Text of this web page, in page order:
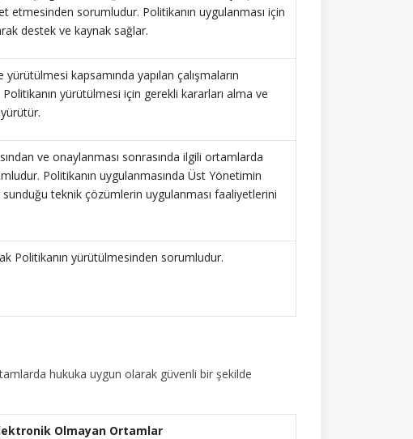
etmesinden sorumludur. Politikanın uygulanması için
destek ve kaynak sağlar.
kapsamında yapılan çalışmaların
yürütülmesi için gerekli kararları alma ve
ve onaylanması sonrasında ilgili ortamlarda
Politikanın uygulanmasında Üst Yönetimin
teknik çözümlerin uygulanması faaliyetlerini
Politikanın yürütülmesinden sorumludur.
hukuka uygun olarak güvenli bir şekilde
Olmayan Ortamlar